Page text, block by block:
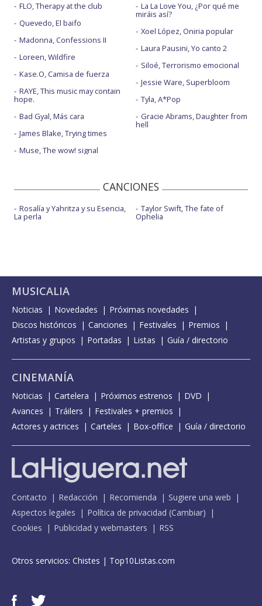
FLO, Therapy at the club
Quevedo, El baifo
Madonna, Confessions II
Loreen, Wildfire
Kase.O, Camisa de fuerza
RAYE, This music may contain
hope.
Bad Gyal, Más cara
James Blake, Trying times
Muse, The wow! signal
La La Love You, ¿Por qué me
miráis así?
Xoel López, Oniria popular
Laura Pausini, Yo canto 2
Siloé, Terrorismo emocional
Jessie Ware, Superbloom
Tyla, A*Pop
Gracie Abrams, Daughter from
hell
CANCIONES
Rosalía y Yahritza y su Esencia,
La perla
Taylor Swift, The fate of
Ophelia
MUSICALIA
Noticias Novedades
Próximas novedades
Discos históricos
Canciones Festivales
Premios
Artistas y grupos
Portadas Listas Guía / directorio
CINEMANÍA
Noticias Cartelera Próximos estrenos
DVD
Avances
Tráilers
Festivales + premios
Actores y actrices
Carteles Box-office Guía / directorio
Contacto Redacción Recomienda
Sugiere una web
Aspectos legales
Política de privacidad (Cambiar)
Cookies
Publicidad y webmasters RSS
Otros servicios: Chistes | Top10Listas.com